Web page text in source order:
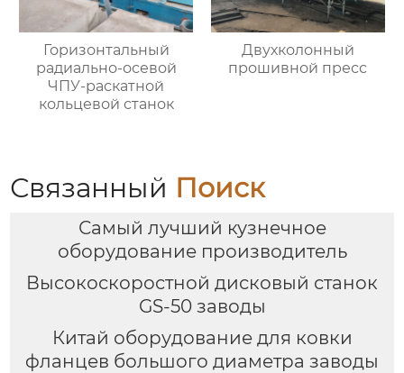
Горизонтальный
радиально-осевой
ЧПУ-раскатной
кольцевой станок
Двухколонный
прошивной пресс
Связанный Поиск
Самый лучший кузнечное
оборудование производитель
Высокоскоростной дисковый станок
GS-50 заводы
Китай оборудование для ковки
фланцев большого диаметра заводы